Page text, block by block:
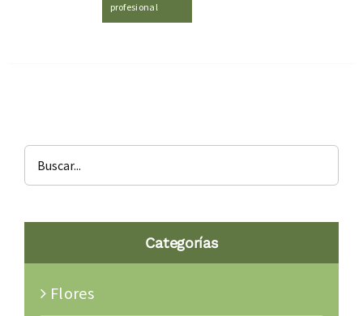
profesional
Categorías
Flores